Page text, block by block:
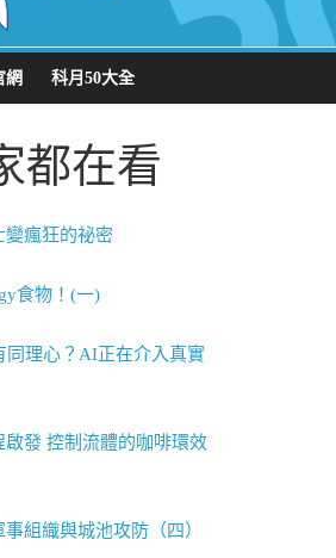
網 科月50大全
都在看
瘋狂的祕密
食物！(一)
同理心？AI正在介入真實
發 控制流體的咖啡環效
組織與城池攻防（四）